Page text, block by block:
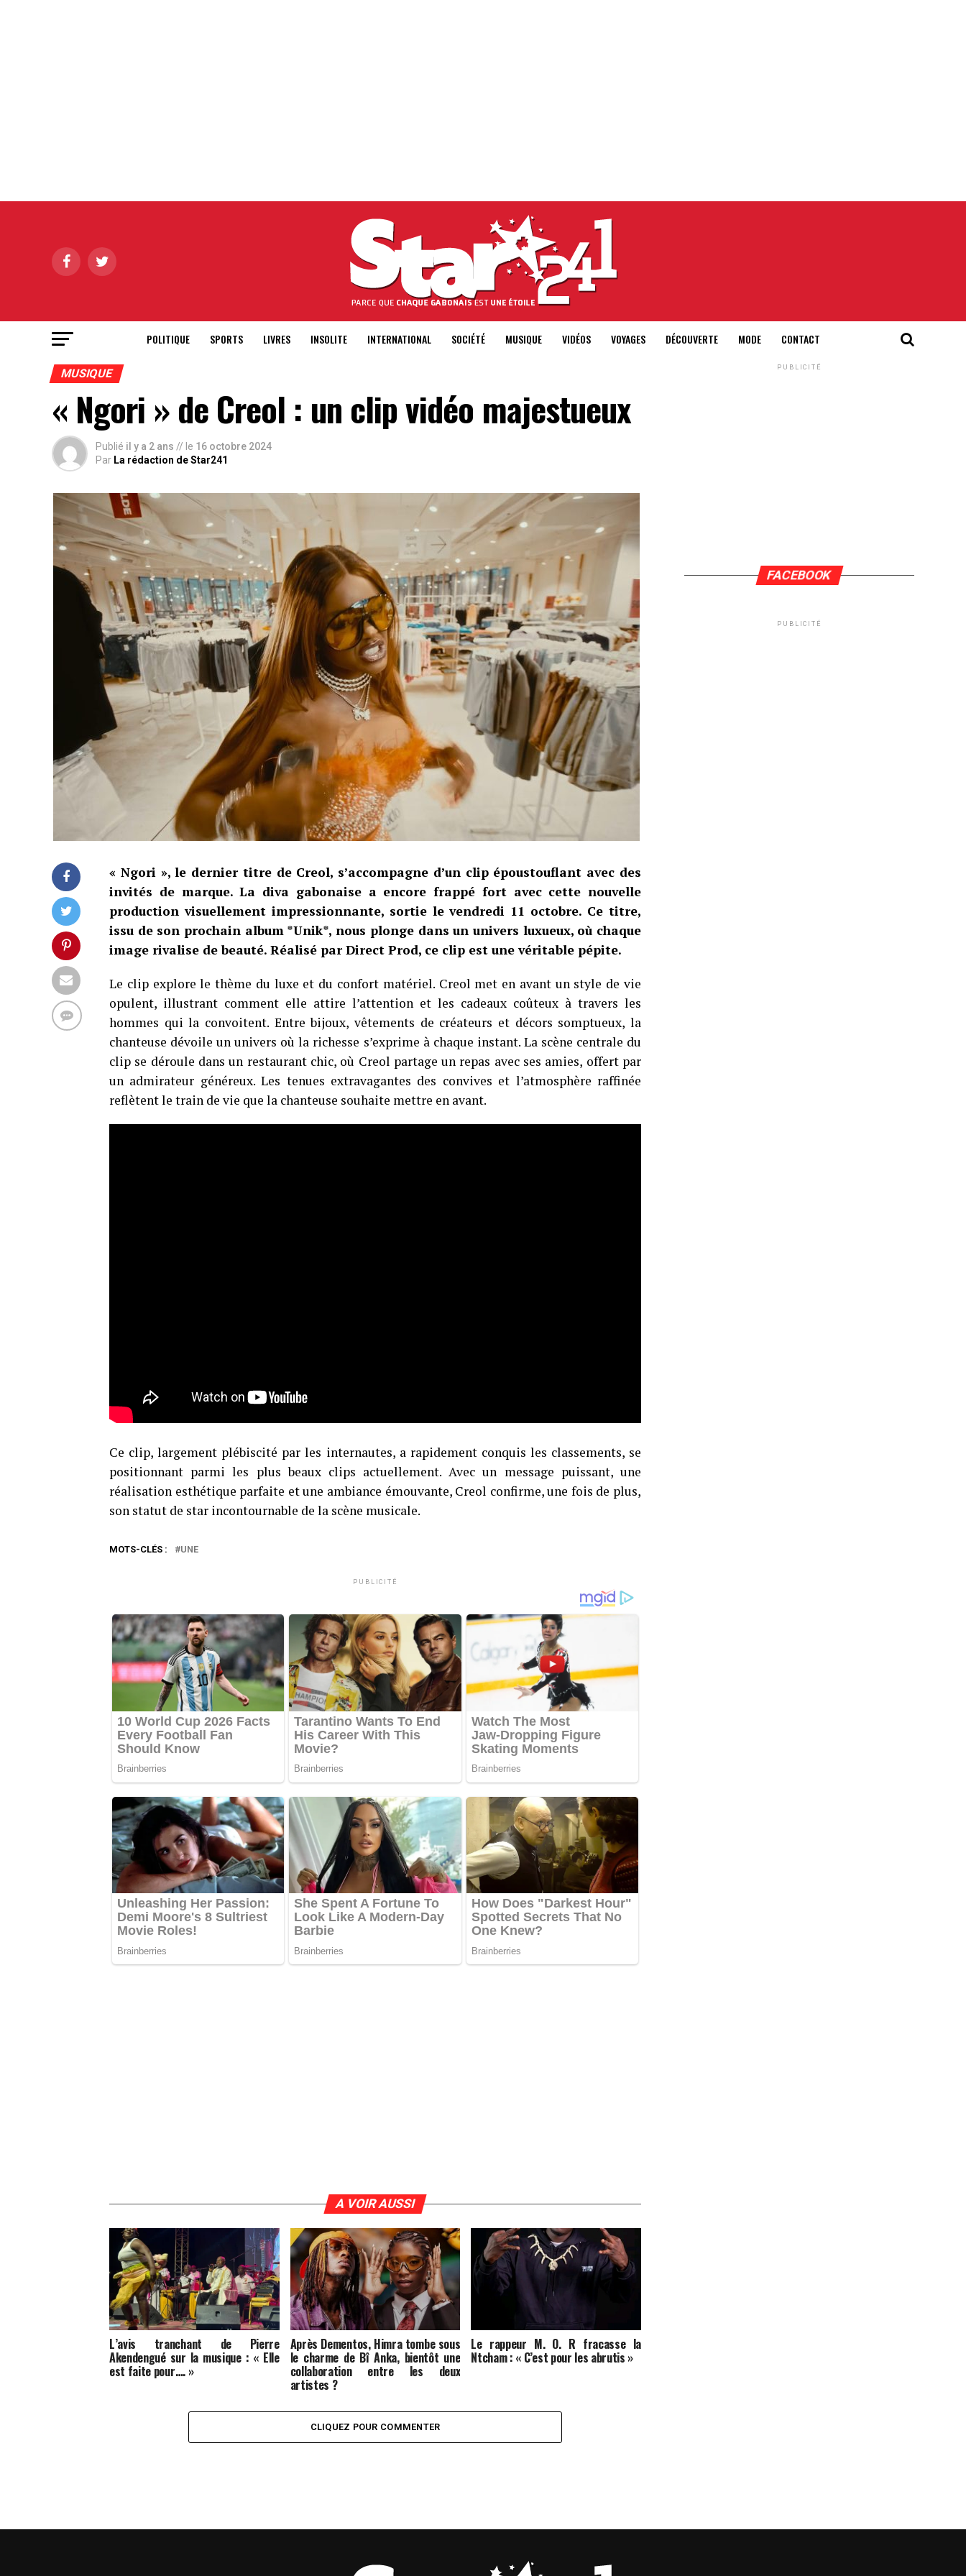
POLITIQUE SPORTS LIVRES INSOLITE INTERNATIONAL SOCIÉTÉ MUSIQUE VIDÉOS VOYAGES DÉCOUVERTE MODE CONTACT
MUSIQUE
« Ngori » de Creol : un clip vidéo majestueux
Publié il y a 2 ans // le 16 octobre 2024
Par La rédaction de Star241
« Ngori », le dernier titre de Creol, s’accompagne d’un clip époustouflant avec des
invités de marque. La diva gabonaise a encore frappé fort avec cette nouvelle
production visuellement impressionnante, sortie le vendredi 11 octobre. Ce titre,
issu de son prochain album *Unik*, nous plonge dans un univers luxueux, où chaque
image rivalise de beauté. Réalisé par Direct Prod, ce clip est une véritable pépite.
Le clip explore le thème du luxe et du confort matériel. Creol met en avant un style de vie
opulent, illustrant comment elle attire l’attention et les cadeaux coûteux à travers les
hommes qui la convoitent. Entre bijoux, vêtements de créateurs et décors somptueux, la
chanteuse dévoile un univers où la richesse s’exprime à chaque instant. La scène centrale du
clip se déroule dans un restaurant chic, où Creol partage un repas avec ses amies, offert par
un admirateur généreux. Les tenues extravagantes des convives et l’atmosphère raffinée
reflètent le train de vie que la chanteuse souhaite mettre en avant.
Ce clip, largement plébiscité par les internautes, a rapidement conquis les classements, se
positionnant parmi les plus beaux clips actuellement. Avec un message puissant, une
réalisation esthétique parfaite et une ambiance émouvante, Creol confirme, une fois de plus,
son statut de star incontournable de la scène musicale.
MOTS-CLÉS : UNE
PUBLICITÉ
A VOIR AUSSI
L’avis tranchant de Pierre
Akendengué sur la musique : « Elle
est faite pour…. »
Après Dementos, Himra tombe sous
le charme de Bî Anka, bientôt une
collaboration entre les deux
artistes ?
Le rappeur M. O. R fracasse la
Ntcham : « C’est pour les abrutis »
CLIQUEZ POUR COMMENTER
PUBLICITÉ
FACEBOOK
PUBLICITÉ